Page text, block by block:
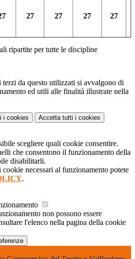
27 27 27 27
ripartite per tutte le discipline
da questo utilizzati si avvalgono di
ed utili alle finalità illustrate nella
i cookies Accetta tutti i cookies
scegliere quali cookie consentire.
che consentono il funzionamento della
disabilitarli.
necessari al funzionamento potete
.
non possono essere
l'elenco nella pagina della cookie